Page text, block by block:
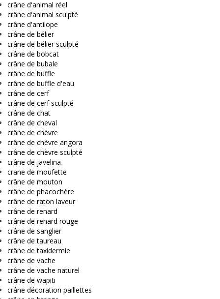
crâne d'animal réel
crâne d'animal sculpté
crâne d'antilope
crâne de bélier
crâne de bélier sculpté
crâne de bobcat
crâne de bubale
crâne de buffle
crâne de buffle d'eau
crâne de cerf
crâne de cerf sculpté
crâne de chat
crâne de cheval
crâne de chèvre
crâne de chèvre angora
crâne de chèvre sculpté
crâne de javelina
crane de moufette
crâne de mouton
crâne de phacochère
crâne de raton laveur
crâne de renard
crâne de renard rouge
crâne de sanglier
crâne de taureau
crâne de taxidermie
crâne de vache
crâne de vache naturel
crâne de wapiti
crâne décoration paillettes